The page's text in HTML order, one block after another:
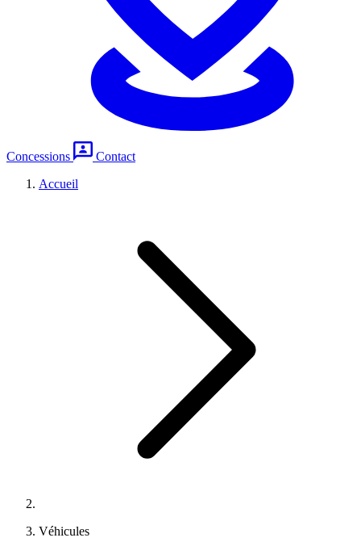
Concessions
Contact
Accueil
Véhicules